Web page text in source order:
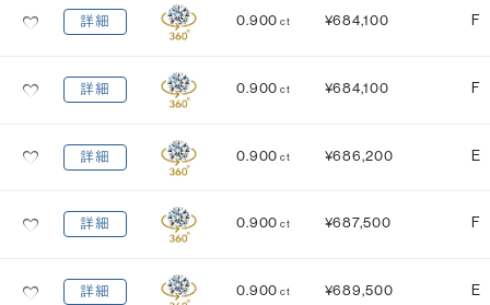
詳細 0.900 ct ¥684,100 F
詳細 0.900 ct ¥684,100 F
詳細 0.900 ct ¥686,200 E
詳細 0.900 ct ¥687,500 F
詳細 0.900 ct ¥689,500 E